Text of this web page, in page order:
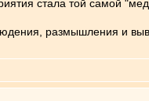
стала той самой
размышления и